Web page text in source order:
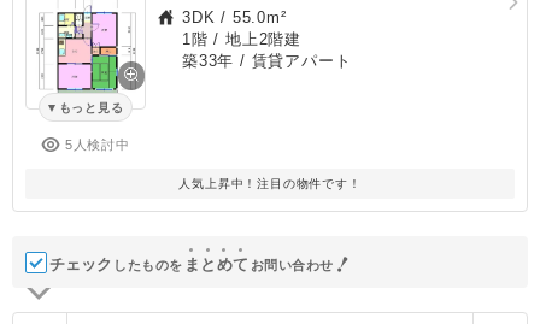
もっと見る
5人検討中
3DK / 55.0m²
1階 / 地上2階建
築33年 / 賃貸アパート
人気上昇中！注目の物件です！
チェック したものを ま と めて お問い合わせ